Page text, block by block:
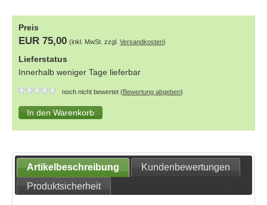
Preis
EUR 75,00 (inkl. MwSt. zzgl.Versandkosten)
Lieferstatus
Innerhalb weniger Tage lieferbar
noch nicht bewertet (Bewertung abgeben)
Artikelbeschreibung
Kundenbewertungen
Produktsicherheit